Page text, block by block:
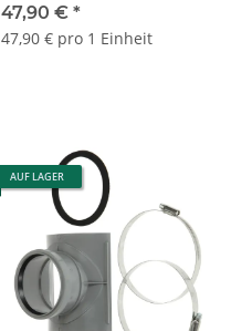
47,90 € *
47,90 € pro 1 Einheit
AUF LAGER